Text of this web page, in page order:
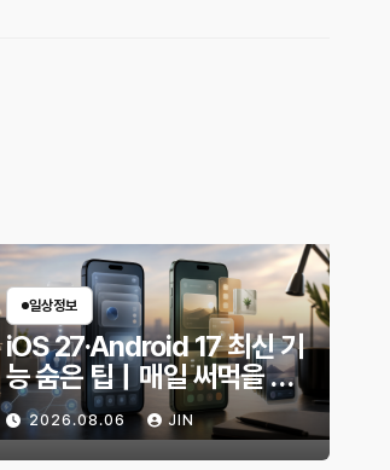
일상정보
iOS 27·Android 17 최신 기
능 숨은 팁｜매일 써먹을 만
한 기능만 골랐다
2026.08.06 JIN